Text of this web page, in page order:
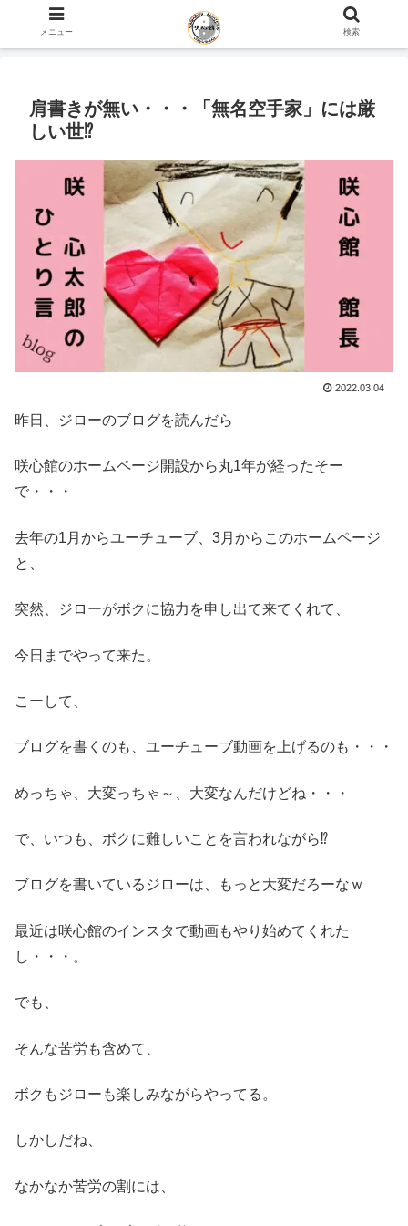
ホーム 咲心館 館長 咲 心太郎のひとり言 blog
肩書きが無い・・・「無名空手家」には厳
しい世⁉
2022.03.04
昨日、ジローのブログを読んだら
咲心館のホームページ開設から丸1年が経ったそー
で・・・
去年の1月からユーチューブ、3月からこのホームページ
と、
突然、ジローがボクに協力を申し出て来てくれて、
今日までやって来た。
こーして、
ブログを書くのも、ユーチューブ動画を上げるのも・・・
めっちゃ、大変っちゃ～、大変なんだけどね・・・
で、いつも、ボクに難しいことを言われながら⁉
ブログを書いているジローは、もっと大変だろーなｗ
最近は咲心館のインスタで動画もやり始めてくれた
し・・・。
でも、
そんな苦労も含めて、
ボクもジローも楽しみながらやってる。
しかしだね、
なかなか苦労の割には、
メニュー 検索